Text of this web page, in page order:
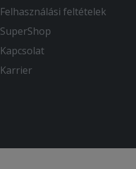
Felhasználási feltételek
SuperShop
Kapcsolat
Karrier